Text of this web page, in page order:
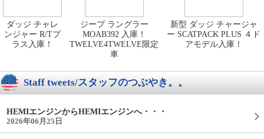
ダッジ チャレ
ンジャー R/Tプ
ラス入庫！
ジープ ラングラー
MOAB392 入庫！
TWELVE4TWELVE限定
車
新型 ダッジ チャージャ
ー SCATPACK PLUS ４ド
アモデル入庫！
Staff tweets/スタッフのつぶやき。。
HEMIエンジンからHEMIエンジンへ・・・
2026年06月25日